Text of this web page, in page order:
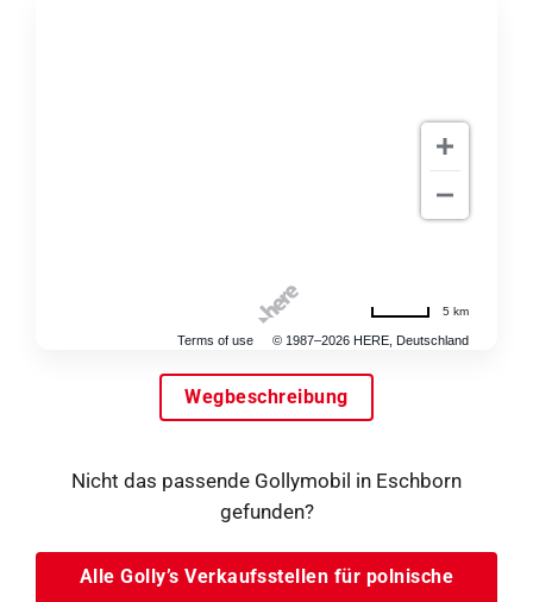
Terms of use © 1987–2026 HERE, Deutschland
5 km
Wegbeschreibung
Nicht das passende Gollymobil in Eschborn
gefunden?
Alle Golly’s Verkaufsstellen für polnische